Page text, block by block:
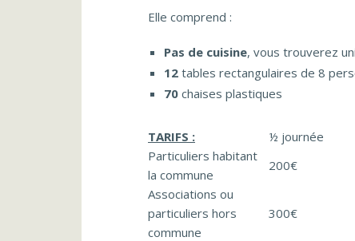
Elle comprend :
Pas de cuisine, vous trouverez
12 tables rectangulaires de 8
70 chaises plastiques
TARIFS : ½ journée
Particuliers habitant
la commune
200€
Associations ou
particuliers hors
commune
300€